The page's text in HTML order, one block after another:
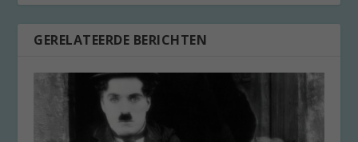
GERELATEERDE BERICHTEN